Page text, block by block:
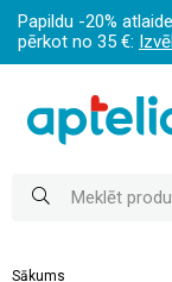
Papildu -20%
pērkot no 35 €:
Sākums